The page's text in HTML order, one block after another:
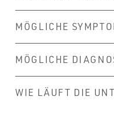
MÖGLICHE
MÖGLICHE
WIE LÄUFT DIE